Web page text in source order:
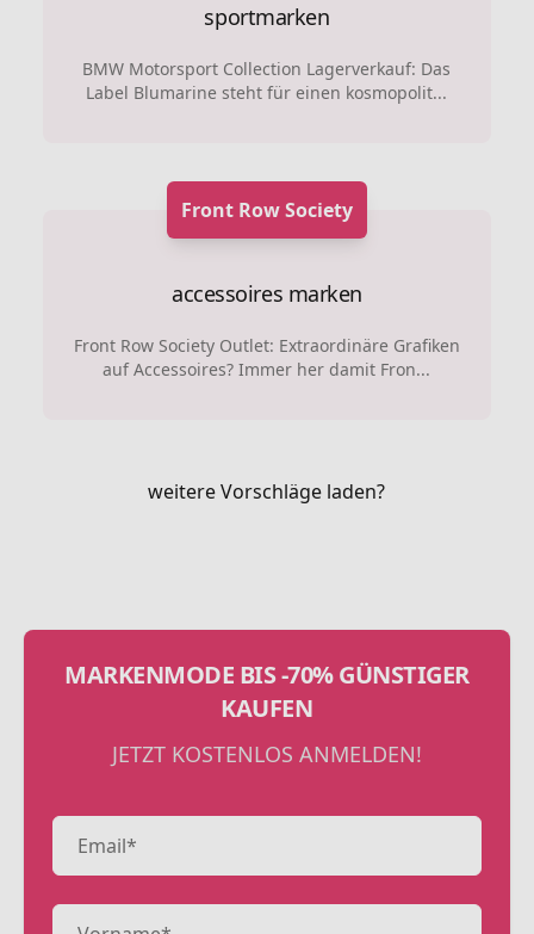
sportmarken
BMW Motorsport Collection Lagerverkauf: Das
Label Blumarine steht für einen kosmopolit...
Front Row Society
accessoires marken
Front Row Society Outlet: Extraordinäre Grafiken
auf Accessoires? Immer her damit Fron...
weitere Vorschläge laden?
MARKENMODE BIS -70% GÜNSTIGER
KAUFEN
JETZT KOSTENLOS ANMELDEN!